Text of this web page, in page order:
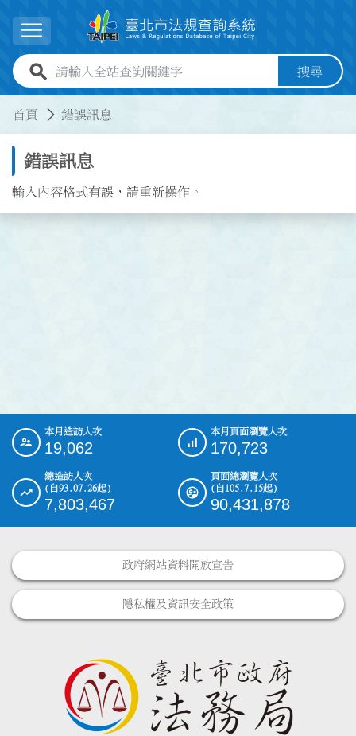
展開選單
全站查詢關鍵字欄位 搜尋
首頁 錯誤訊息
錯誤訊息
輸入內容格式有誤，請重新操作。
::: 本月造訪人次
19,062
本月頁面瀏覽人次
170,723
總造訪人次
(自93.07.26起)
7,803,467
頁面總瀏覽人次
(自105.7.15起)
90,431,878
政府網站資料開放宣告
隱私權及資訊安全政策